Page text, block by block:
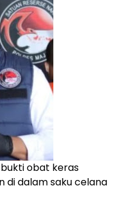
obat keras
di dalam saku celana